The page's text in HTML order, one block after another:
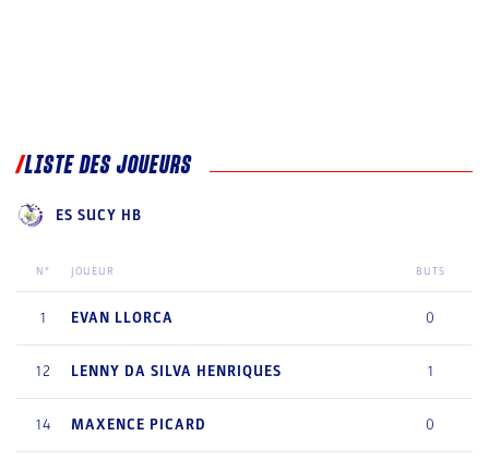
LISTE DES JOUEURS
ES SUCY HB
N° JOUEUR BUTS
1 EVAN LLORCA 0
12 LENNY DA SILVA HENRIQUES 1
14 MAXENCE PICARD 0